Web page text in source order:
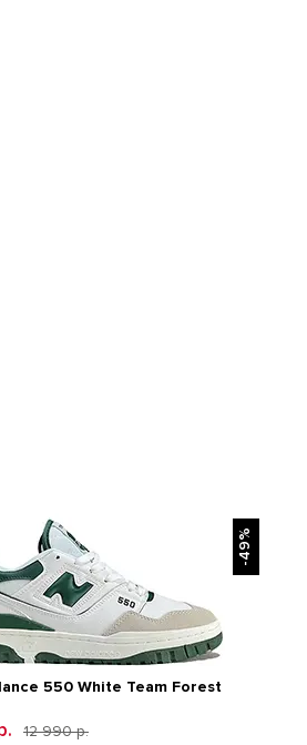
-49%
550 White Team Forest
12 990 р.